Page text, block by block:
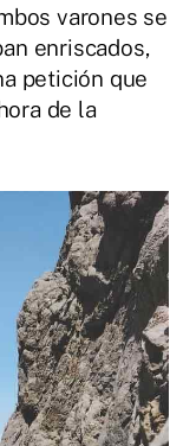
varones se
enriscados,
petición que
de la